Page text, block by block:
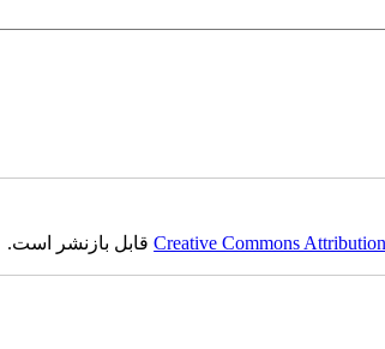
Creative Commonsقابل بازنشر است.